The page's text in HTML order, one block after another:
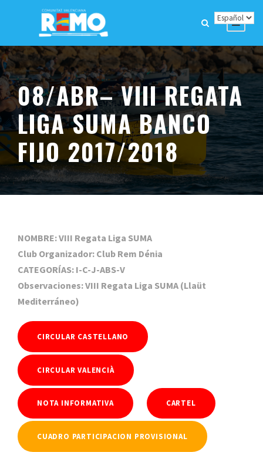
08/ABR– VIII REGATA
LIGA SUMA BANCO
FIJO 2017/2018
NOMBRE: VIII Regata Liga SUMA
Club Organizador: Club Rem Dénia
CATEGORÍAS: I-C-J-ABS-V
Observaciones: VIII Regata Liga SUMA (Llaüt
Mediterráneo)
CIRCULAR CASTELLANO
CIRCULAR VALENCIÀ
NOTA INFORMATIVA CARTEL
CUADRO PARTICIPACION PROVISIONAL